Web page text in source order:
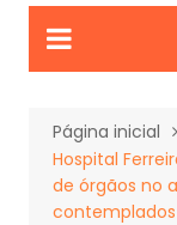
Página inicial
Hospital
de órgãos no
contemplados